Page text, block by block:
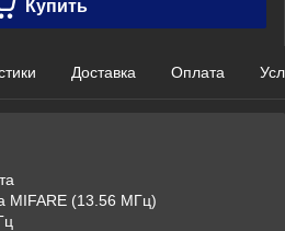
Купить
Доставка Оплата
MIFARE (13.56 МГц)